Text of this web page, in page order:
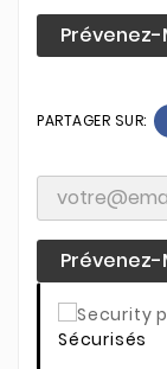
Prévenez-
PARTAGER SUR:
Prévenez-
Sécurisés